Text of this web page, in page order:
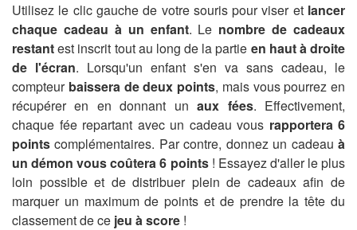
Utilisez le clic gauche de votre souris pour viser et lancer
chaque cadeau à un enfant. Le nombre de cadeaux
restantest inscrit tout au long de la partie en haut à droite
de l'écran. Lorsqu'un enfant s'en va sans cadeau, le
compteur baissera de deux points, mais vous pourrez en
récupérer en en donnant unaux fées. Effectivement,
chaque fée repartant avec un cadeau vous rapportera 6
points complémentaires. Par contre, donnez un cadeau à
un démon vous coûtera 6 points! Essayez d'aller le plus
loin possible et de distribuer plein de cadeaux afin de
marquer un maximum de points et de prendre la tête du
classement de ce jeu à score !